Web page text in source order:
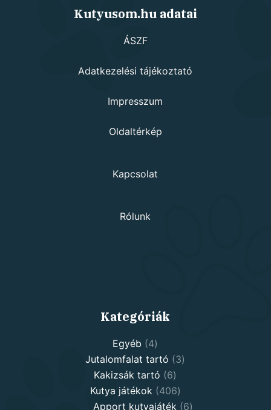
Kutyusom.hu adatai
ÁSZF
Adatkezelési tájékoztató
Impresszum
Oldaltérkép
Kapcsolat
Rólunk
Kategóriák
Egyéb 44
products
Jutalomfalat tartó 33
Kakizsák tartó 66
products
Kutya játékok 406406
products
Apport kutyajáték 66